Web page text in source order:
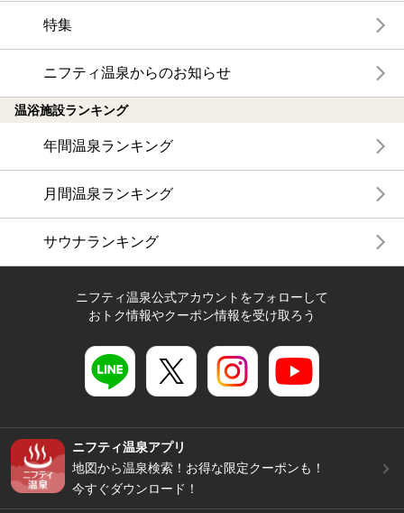
特集
ニフティ温泉からのお知らせ
温浴施設ランキング
年間温泉ランキング
月間温泉ランキング
サウナランキング
ニフティ温泉公式アカウントをフォローして
おトク情報やクーポン情報を受け取ろう
ニフティ温泉アプリ
地図から温泉検索！お得な限定クーポンも！
今すぐダウンロード！